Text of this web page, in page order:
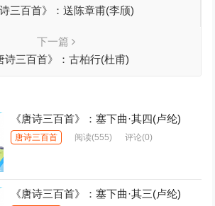
诗三百首》：送陈章甫(李颀)
下一篇
诗三百首》：古柏行(杜甫)
《唐诗三百首》：塞下曲·其四(卢纶)
唐诗三百首 阅读(555) 评论(0)
《唐诗三百首》：塞下曲·其三(卢纶)